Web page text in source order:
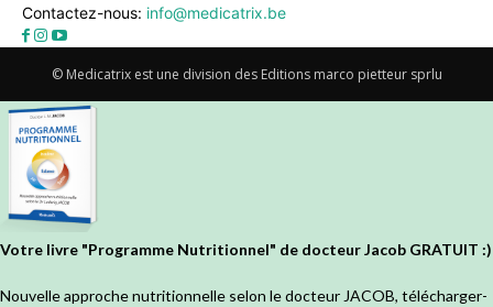
Contactez-nous: info@medicatrix.be
© Medicatrix est une division des Editions marco pietteur sprlu
Votre livre "Programme Nutritionnel" de docteur Jacob GRATUIT :)
Nouvelle approche nutritionnelle selon le docteur JACOB, télécharger-